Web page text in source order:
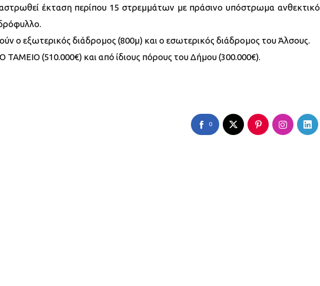
έκταση περίπου 15 στρεμμάτων με πράσινο υπόστρωμα ανθεκτικό
ο εξωτερικός διάδρομος (800μ) και ο εσωτερικός διάδρομος του Άλσους.
(510.000€) και από ίδιους πόρους του Δήμου (300.000€).
0